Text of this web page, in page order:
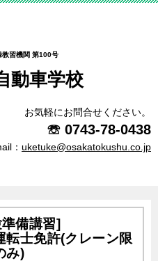
教習機関 第100号
動車学校
お気軽にお問合せください。
☏ 0743-78-0438
： uketuke@osakatokushu.co.jp
備講習]
転士免許(クレーン限
み)